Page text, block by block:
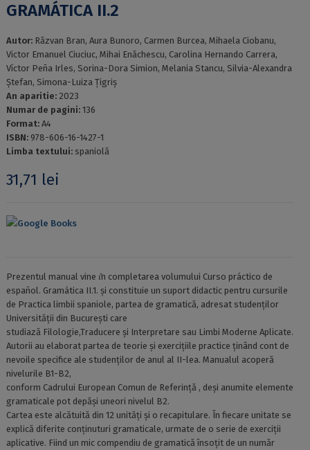
GRAMÁTICA II.2
Autor: Răzvan Bran, Aura Bunoro, Carmen Burcea, Mihaela Ciobanu,
Victor Emanuel Ciuciuc, Mihai Enăchescu, Carolina Hernando Carrera,
Víctor Peña Irles, Sorina-Dora Simion, Melania Stancu, Silvia-Alexandra
Ștefan, Simona-Luiza Țigriș
An aparitie: 2023
Numar de pagini: 136
Format: A4
ISBN: 978-606-16-1427-1
Limba textului: spaniolă
31,71 lei
Google Books
Prezentul manual vine ı̂n completarea volumului Curso práctico de
español. Gramática II.1. și constituie un suport didactic pentru cursurile
de Practica limbii spaniole, partea de gramatică, adresat studenților
Universității din București care
studiază Filologie,Traducere și Interpretare sau Limbi Moderne Aplicate.
Autorii au elaborat partea de teorie și exercițiile practice ținând cont de
nevoile specifice ale studenților de anul al II-lea. Manualul acoperă
nivelurile B1-B2,
conform Cadrului European Comun de Referință , deși anumite elemente
gramaticale pot depăși uneori nivelul B2.
Cartea este alcătuită din 12 unități și o recapitulare. În fiecare unitate se
explică diferite conținuturi gramaticale, urmate de o serie de exerciții
aplicative. Fiind un mic compendiu de gramatică însoțit de un număr